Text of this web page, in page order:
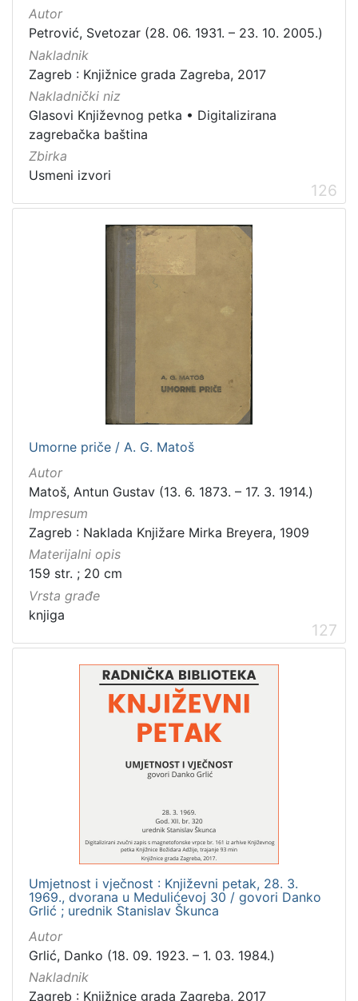
Autor
Petrović, Svetozar (28. 06. 1931. – 23. 10. 2005.)
Nakladnik
Zagreb : Knjižnice grada Zagreba, 2017
Nakladnički niz
Glasovi Književnog petka • Digitalizirana
zagrebačka baština
Zbirka
Usmeni izvori
126
Umorne priče / A. G. Matoš
Autor
Matoš, Antun Gustav (13. 6. 1873. – 17. 3. 1914.)
Impresum
Zagreb : Naklada Knjižare Mirka Breyera, 1909
Materijalni opis
159 str. ; 20 cm
Vrsta građe
knjiga
127
Umjetnost i vječnost : Književni petak, 28. 3.
1969., dvorana u Medulićevoj 30 / govori Danko
Grlić ; urednik Stanislav Škunca
Autor
Grlić, Danko (18. 09. 1923. – 1. 03. 1984.)
Nakladnik
Zagreb : Knjižnice grada Zagreba, 2017